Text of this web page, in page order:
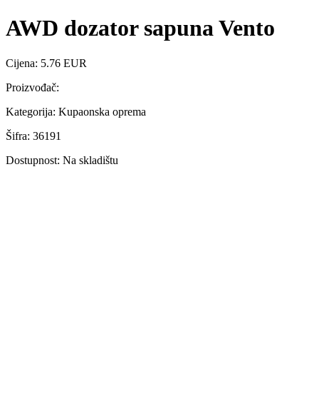
AWD dozator sapuna Vento
Cijena: 5.76 EUR
Proizvođač:
Kategorija: Kupaonska oprema
Šifra: 36191
Dostupnost: Na skladištu